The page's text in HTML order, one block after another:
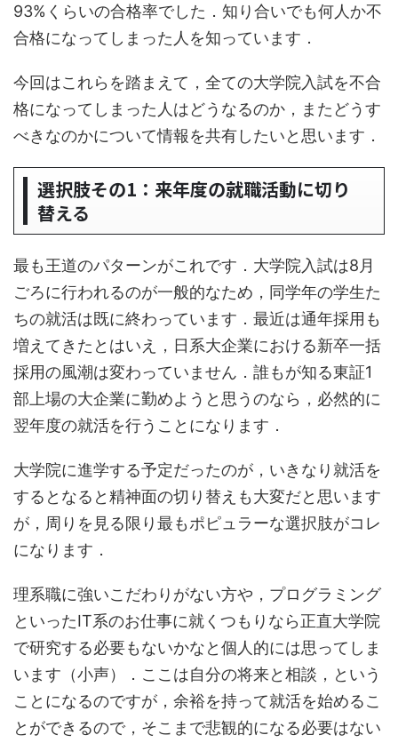
93%くらいの合格率でした．知り合いでも何人か不
合格になってしまった人を知っています．
今回はこれらを踏まえて，全ての大学院入試を不合
格になってしまった人はどうなるのか，またどうす
べきなのかについて情報を共有したいと思います．
選択肢その1：来年度の就職活動に切り
替える
最も王道のパターンがこれです．大学院入試は8月
ごろに行われるのが一般的なため，同学年の学生た
ちの就活は既に終わっています．最近は通年採用も
増えてきたとはいえ，日系大企業における新卒一括
採用の風潮は変わっていません．誰もが知る東証1
部上場の大企業に勤めようと思うのなら，必然的に
翌年度の就活を行うことになります．
大学院に進学する予定だったのが，いきなり就活を
するとなると精神面の切り替えも大変だと思います
が，周りを見る限り最もポピュラーな選択肢がコレ
になります．
理系職に強いこだわりがない方や，プログラミング
といったIT系のお仕事に就くつもりなら正直大学院
で研究する必要もないかなと個人的には思ってしま
います（小声）．ここは自分の将来と相談，という
ことになるのですが，余裕を持って就活を始めるこ
とができるので，そこまで悲観的になる必要はない